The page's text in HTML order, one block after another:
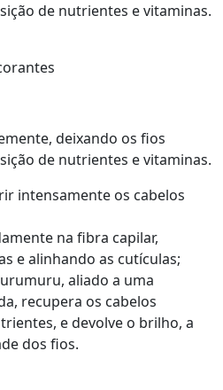
de nutrientes e vitaminas.
deixando os fios
de nutrientes e vitaminas.
intensamente os cabelos
na fibra capilar,
e alinhando as cutículas;
aliado a uma
recupera os cabelos
e devolve o brilho, a
dos fios.